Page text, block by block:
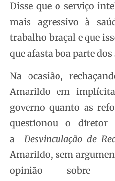
Disse que o serviço
mais agressivo à
trabalho braçal e que
que afasta boa parte
Na ocasião,
Amarildo em
governo quanto as
questionou o diretor
aDesvinculação de
Amarildo, sem
opinião sobre